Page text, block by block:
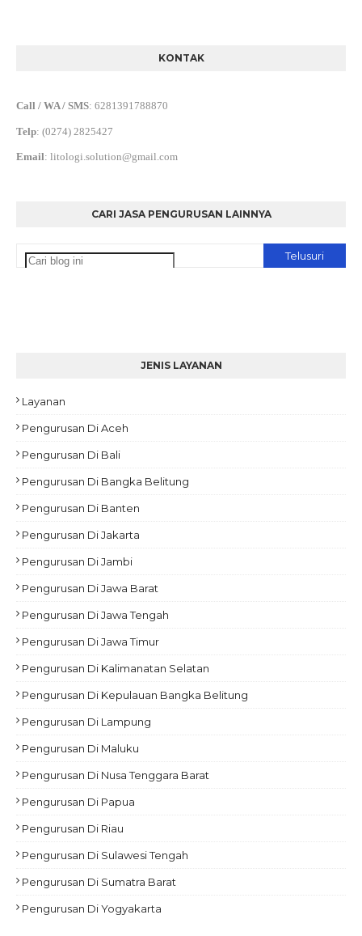
KONTAK
Call / WA / SMS: 6281391788870
Telp: (0274) 2825427
Email: litologi.solution@gmail.com
CARI JASA PENGURUSAN LAINNYA
JENIS LAYANAN
Layanan
Pengurusan Di Aceh
Pengurusan Di Bali
Pengurusan Di Bangka Belitung
Pengurusan Di Banten
Pengurusan Di Jakarta
Pengurusan Di Jambi
Pengurusan Di Jawa Barat
Pengurusan Di Jawa Tengah
Pengurusan Di Jawa Timur
Pengurusan Di Kalimanatan Selatan
Pengurusan Di Kepulauan Bangka Belitung
Pengurusan Di Lampung
Pengurusan Di Maluku
Pengurusan Di Nusa Tenggara Barat
Pengurusan Di Papua
Pengurusan Di Riau
Pengurusan Di Sulawesi Tengah
Pengurusan Di Sumatra Barat
Pengurusan Di Yogyakarta